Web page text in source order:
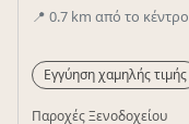
📍 0.7 km από το κέντρο
Εγγύηση χαμηλής τιμής
Παροχές Ξενοδοχείου